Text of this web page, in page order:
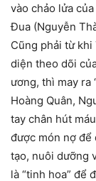
vào chảo lửa
Đua (Nguyễn
Cũng phải từ khi
diện theo dõi
ương, thì may ra
Hoàng Quân,
tay chân hút
được món nợ để
tạo, nuôi dưỡng
là “tinh hoa” để